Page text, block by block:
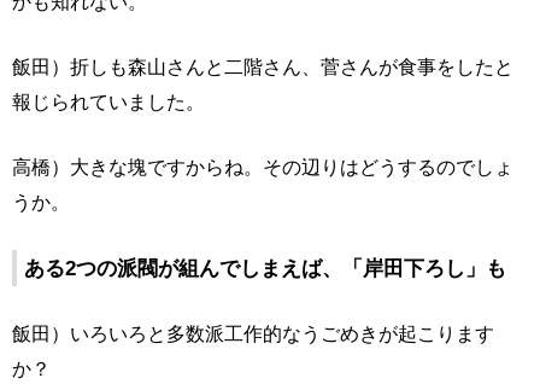
飯田）折しも森山さんと二階さん、菅さんが食事をしたと
報じられていました。
高橋）大きな塊ですからね。その辺りはどうするのでしょ
うか。
ある2つの派閥が組んでしまえば、「岸田下ろし」も
飯田）いろいろと多数派工作的なうごめきが起こります
か？